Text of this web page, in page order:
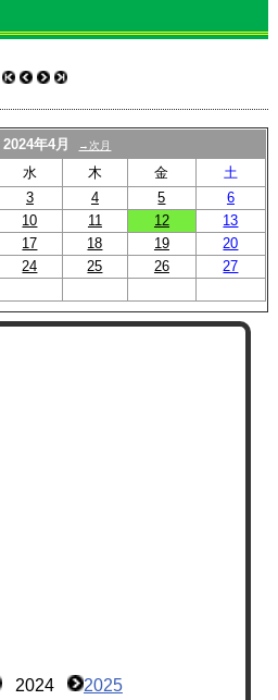
2024年4月 →次月
水 木 金
土
3 4 5
6
10 11 12
13
17 18 19
20
24 25 26
27
2024 2025